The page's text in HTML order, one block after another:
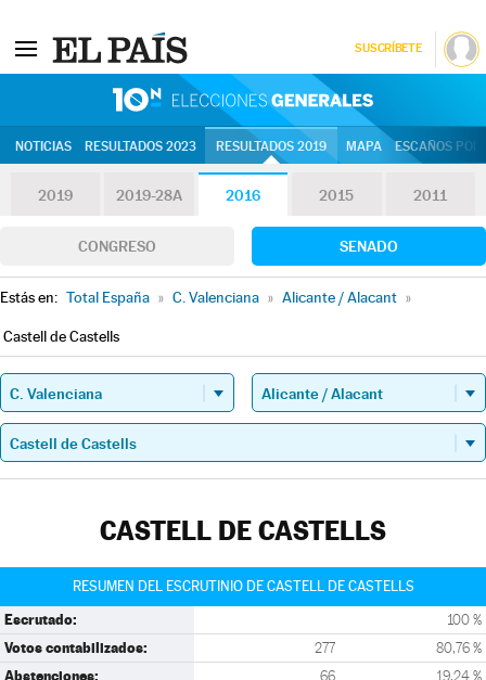
SUSCRÍBETE
NOTICIAS RESULTADOS 2023 RESULTADOS 2019 MAPA ESCAÑOS
2019 2019-28A 2016 2015 2011
CONGRESO SENADO
Estás en: Total España » C. Valenciana » Alicante / Alacant »
Castell de Castells
CASTELL DE CASTELLS
RESUMEN DEL ESCRUTINIO DE CASTELL DE CASTELLS
Escrutado: 100 %
Votos contabilizados: 277 80,76 %
Abstenciones: 66 19,24 %